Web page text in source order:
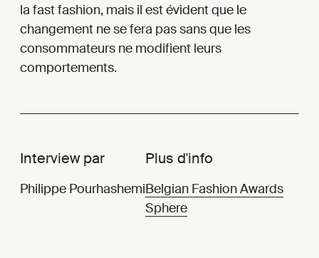
la fast fashion, mais il est évident que le
changement ne se fera pas sans que les
consommateurs ne modifient leurs
comportements.
Interview par
Philippe Pourhashemi
Plus d'info
Belgian Fashion Awards
Sphere